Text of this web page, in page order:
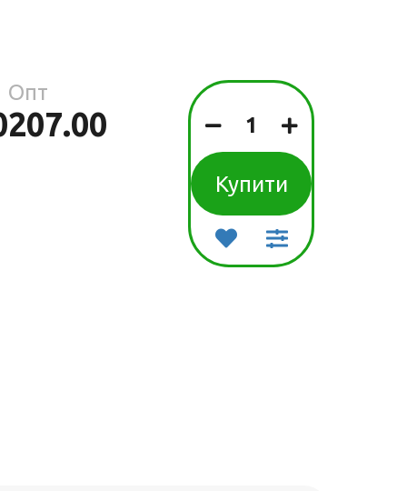
Товари для
Товари для
Опт
207.00
Купити